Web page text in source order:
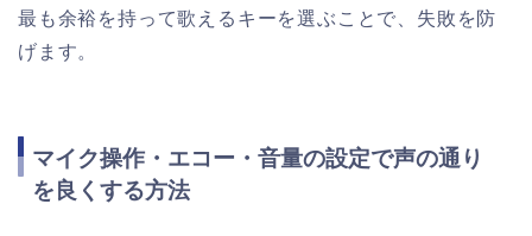
最も余裕を持って歌えるキーを選ぶことで、失敗を防
げます。
マイク操作・エコー・音量の設定で声の通り
を良くする方法